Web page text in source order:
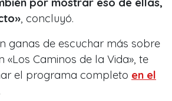
, concluyó.
ganas de escuchar más sobre
«Los Caminos de la Vida», te
el programa completo en el